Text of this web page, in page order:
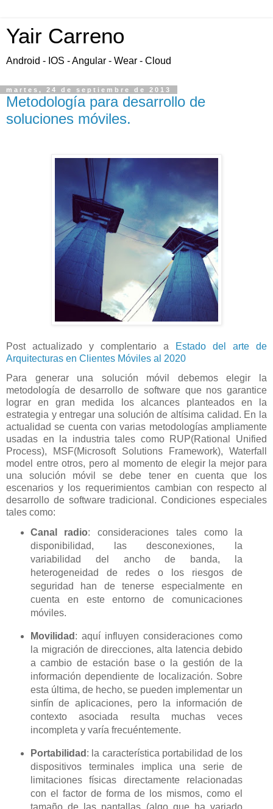
Yair Carreno
Android - IOS - Angular - Wear - Cloud
martes, 24 de septiembre de 2013
Metodología para desarrollo de
soluciones móviles.
Post actualizado y complentario a
Estado del arte de
Arquitecturas en Clientes Móviles al 2020
Para generar una solución móvil debemos elegir la
metodología de desarrollo de software que nos garantice
lograr en gran medida los alcances planteados en la
estrategia y entregar una solución de altísima calidad. En la
actualidad se cuenta con varias metodologías ampliamente
usadas en la industria tales como RUP(Rational Unified
Process), MSF(Microsoft Solutions Framework), Waterfall
model entre otros, pero al momento de elegir la mejor para
una solución móvil se debe tener en cuenta que los
escenarios y los requerimientos cambian con respecto al
desarrollo de software tradicional. Condiciones especiales
tales como:
Canal radio: consideraciones tales como la
disponibilidad, las desconexiones, la
variabilidad del ancho de banda, la
heterogeneidad de redes o los riesgos de
seguridad han de tenerse especialmente en
cuenta en este entorno de comunicaciones
móviles.
Movilidad : aquí influyen consideraciones como
la migración de direcciones, alta latencia debido
a cambio de estación base o la gestión de la
información dependiente de localización. Sobre
esta última, de hecho, se pueden implementar un
sinfín de aplicaciones, pero la información de
contexto asociada resulta muchas veces
incompleta y varía frecuéntemente.
Portabilidad : la característica portabilidad de los
dispositivos terminales implica una serie de
limitaciones físicas directamente relacionadas
con el factor de forma de los mismos, como el
tamaño de las pantallas (algo que ha variado